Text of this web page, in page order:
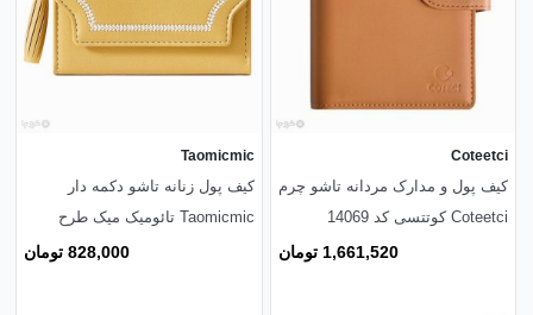
Coteetci
کیف پول و مدارک مردانه تاشو چرم
Coteetci کوتتسی کد 14069
1,661,520 تومان
Taomicmic
کیف پول زنانه تاشو دکمه دار
Taomicmic تائومیک میک طرح
828,000 تومان